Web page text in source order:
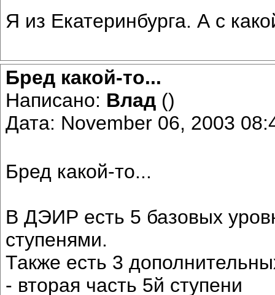
Я из Екатеринбурга. А с
Бред какой-то...
Написано: Влад ()
Дата: November 06, 2003
Бред какой-то...
В ДЭИР есть 5 базовых
ступенями.
Также есть 3
- вторая часть 5й ступени